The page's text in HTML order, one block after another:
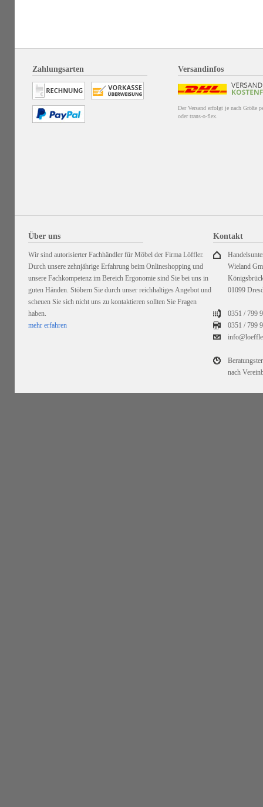
Zahlungsarten Versandinfos
Der Versand erfolgt je nach Größe
oder trans-o-flex.
Über uns
Wir sind autorisierter Fachhändler für Möbel der Firma Löffler.
Durch unsere zehnjährige Erfahrung beim Onlineshopping und
unsere Fachkompetenz im Bereich Ergonomie sind Sie bei uns in
guten Händen. Stöbern Sie durch unser reichhaltiges Angebot und
scheuen Sie sich nicht uns zu kontaktieren sollten Sie Fragen
haben.
mehr erfahren
Kontakt
Wieland
01099
0351 / 799
0351 /799
nach